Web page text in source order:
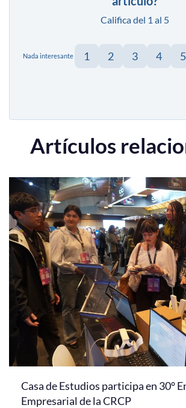
Califica del 1 al 5
Nada interesante 1 2 3 4 5
Artículos
Casa de Estudios participa en 30°
Empresarial de la CRCP